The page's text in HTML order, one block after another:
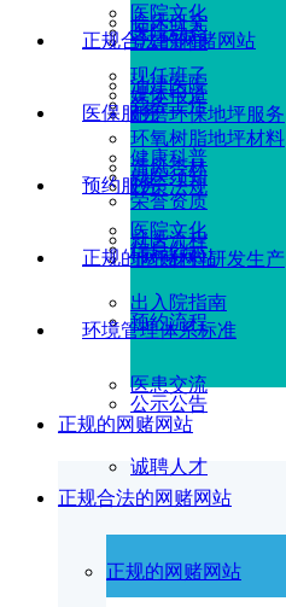
医院文化
现任班子
环氧树脂地坪材料
荣誉资质
临床研究
油建医院
医院动态
媒体报道
健康科普
党建新闻
党务工作
清风杏林
医院文化
正规合法的网赌网站
耐磨环保地坪服务
就医须知
就医流程
出入院指南
医保服务
政策法规
信息公示
预约服务
地坪材料研发生产
预约流程
医患交流
正规的网赌网站
环境管理体系标准
公示公告
诚聘人才
正规的网赌网站
正规合法的网赌网站
正规的网赌网站